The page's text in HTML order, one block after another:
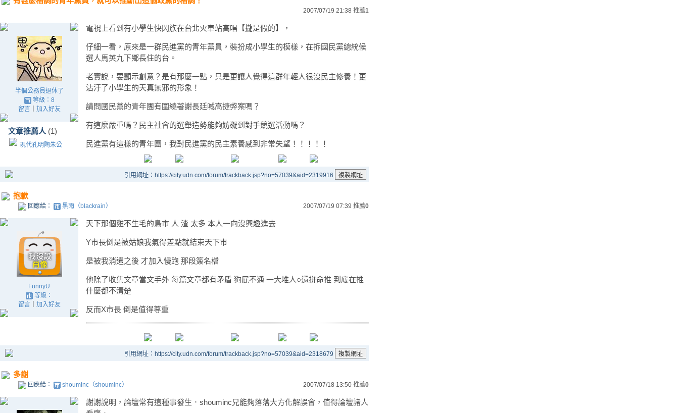
2007/07/19 21:38 推薦1
半個公務員退休了
等級：8
留言｜ 加入好友
文章推薦人 (1)
現代孔明陶朱公
電視上看到有小學生快閃族在台北火車站高唱【攏是假的】，
仔細一看，原來是一群民進黨的青年黨員，裝扮成小學生的模樣，在拆國民黨總統候
選人馬英九下鄉長住的台。
老實說，要顯示創意？是有那麼一點，只是更讓人覺得這群年輕人很沒民主修養！更
沾汙了小學生的天真無邪的形象！
請問國民黨的青年團有圍繞著謝長廷喊高捷弊案嗎？
有這麼嚴重嗎？民主社會的選舉造勢能夠妨礙到對手競選活動嗎？
民進黨有這樣的青年團，我對民進黨的民主素養感到非常失望！！！！！
引用網址：https://city.udn.com/forum/trackback.jsp?no=57039&aid=2319916
抱歉
回應給： 黑雨（blackrain） 2007/07/19 07:39 推薦0
FunnyU
等級：
留言｜ 加入好友
天下那個雞不生毛的鳥市 人 渣 太多 本人一向沒興趣進去
Y市長倒是被姑娘我氣得差點就結束天下市
是被我消遣之後 才加入慢跑 那段簽名檔
他除了收集文章當文手外 每篇文章都有矛盾 狗屁不通 一大堆人○還拼命推 到底在推
什麼都不清楚
反而X市長 倒是值得尊重
引用網址：https://city.udn.com/forum/trackback.jsp?no=57039&aid=2318679
多謝
回應給： shouminc（shouminc） 2007/07/18 13:50 推薦0
謝謝說明，論壇常有這種事發生．shouminc兄能夠落落大方化解誤會，值得論壇諸人